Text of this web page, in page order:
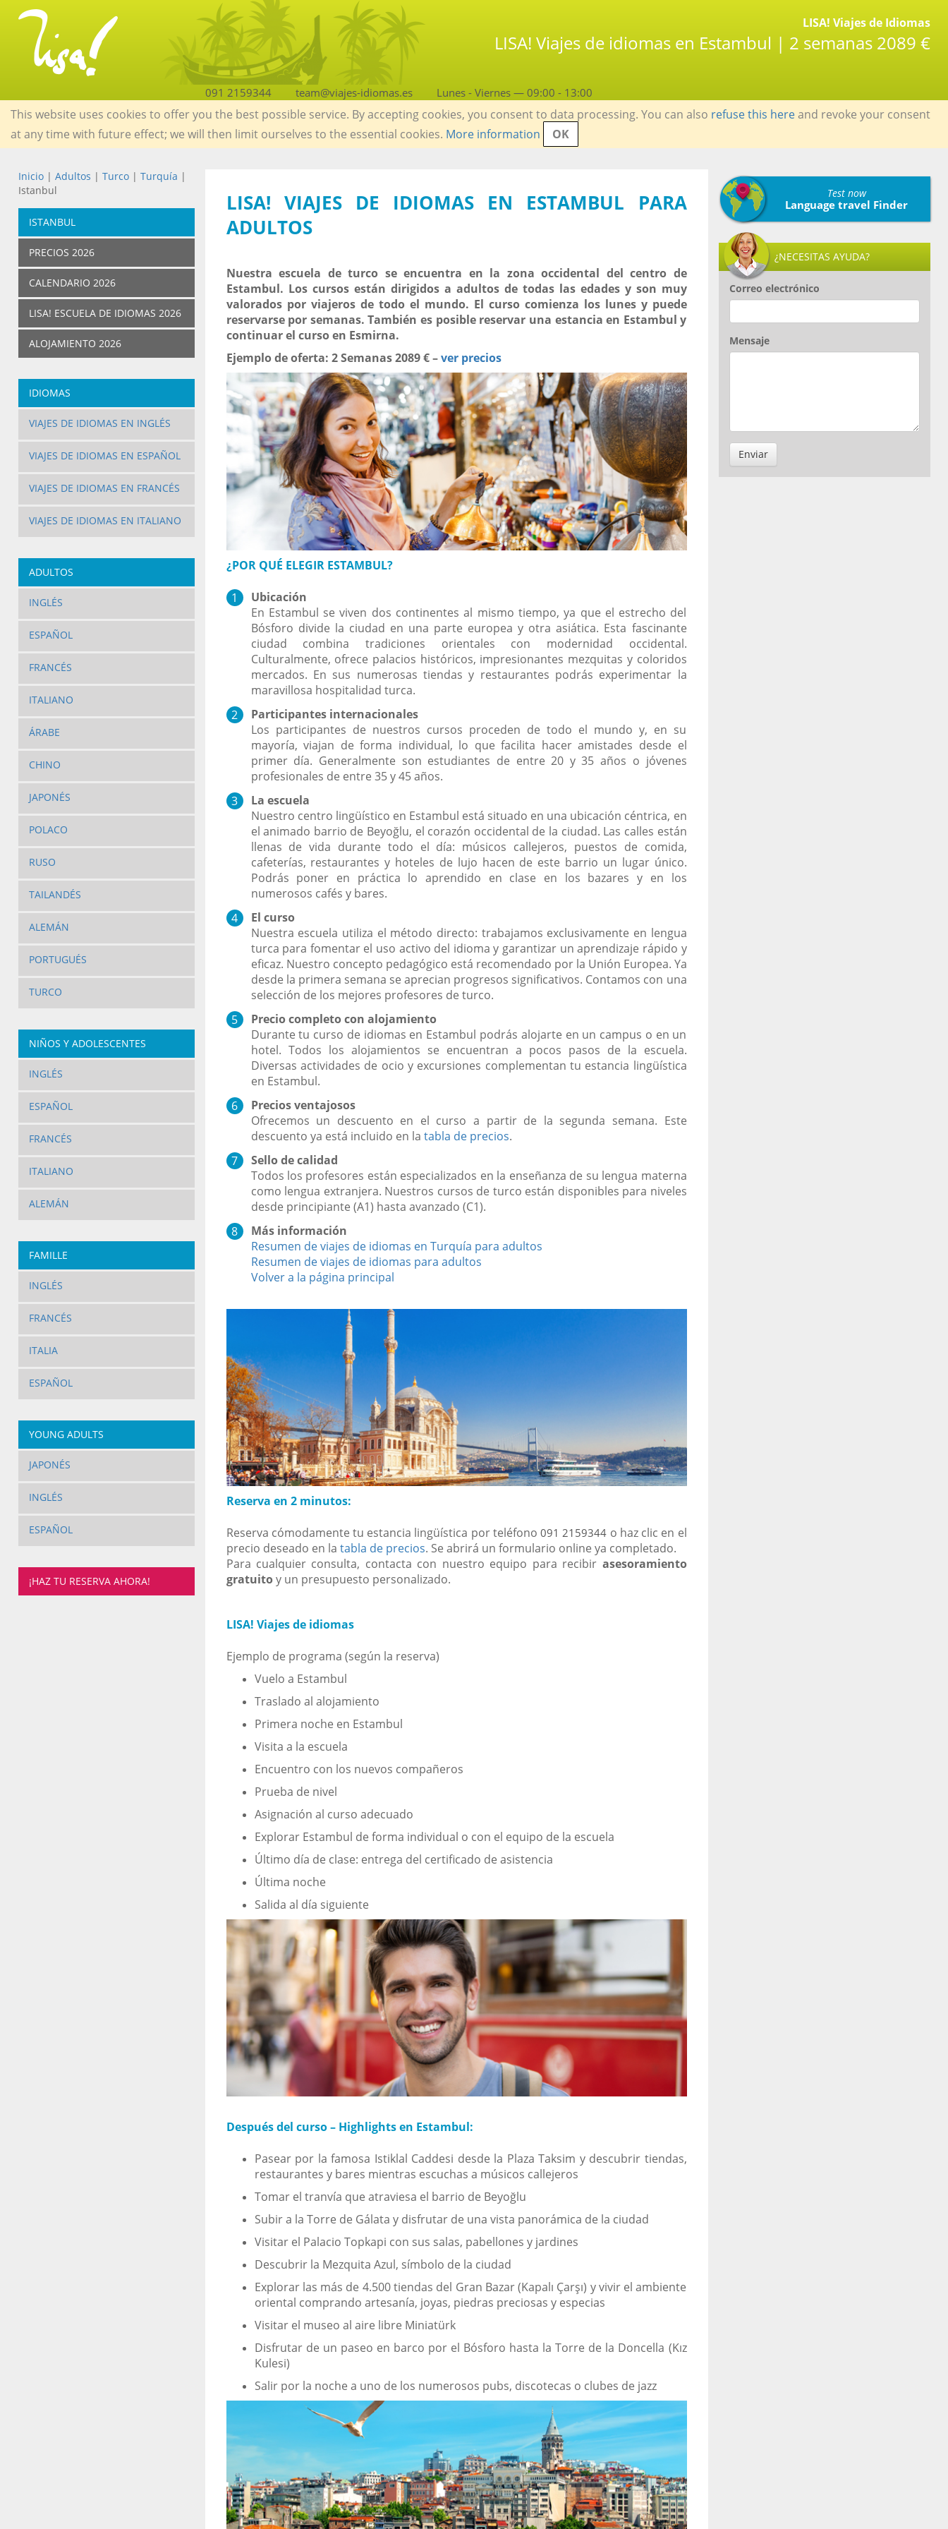
LISA! Viajes de Idiomas
LISA! Viajes de idiomas en Estambul | 2 semanas 2089 €
091 2159344 team@viajes-idiomas.es Lunes - Viernes — 09:00 - 13:00
This website uses cookies to offer you the best possible service. By accepting cookies, you consent to data processing. You can also refuse this hereand revoke your consent
at any time with future effect; we will then limit ourselves to the essential cookies. More information OK
Inicio| Adultos | Turco| Turquía |
Istanbul
ISTANBUL
PRECIOS 2026
CALENDARIO 2026
LISA! ESCUELA DE IDIOMAS 2026
ALOJAMIENTO 2026
IDIOMAS
VIAJES DE IDIOMAS EN INGLÉS
VIAJES DE IDIOMAS EN ESPAÑOL
VIAJES DE IDIOMAS EN FRANCÉS
VIAJES DE IDIOMAS EN ITALIANO
ADULTOS
INGLÉS
ESPAÑOL
FRANCÉS
ITALIANO
ÁRABE
CHINO
JAPONÉS
POLACO
RUSO
TAILANDÉS
ALEMÁN
PORTUGUÉS
TURCO
NIÑOS Y ADOLESCENTES
INGLÉS
ESPAÑOL
FRANCÉS
ITALIANO
ALEMÁN
FAMILLE
INGLÉS
FRANCÉS
ITALIA
ESPAÑOL
YOUNG ADULTS
JAPONÉS
INGLÉS
ESPAÑOL
¡HAZ TU RESERVA AHORA!
LISA! VIAJES DE IDIOMAS EN ESTAMBUL PARA
ADULTOS
Nuestra escuela de turco se encuentra en la zona occidental del centro de
Estambul. Los cursos están dirigidos a adultos de todas las edades y son muy
valorados por viajeros de todo el mundo. El curso comienza los lunes y puede
reservarse por semanas. También es posible reservar una estancia en Estambul y
continuar el curso en Esmirna.
Ejemplo de oferta: 2 Semanas 2089 € –ver precios
¿POR QUÉ ELEGIR ESTAMBUL?
Ubicación
En Estambul se viven dos continentes al mismo tiempo, ya que el estrecho del
Bósforo divide la ciudad en una parte europea y otra asiática. Esta fascinante
ciudad combina tradiciones orientales con modernidad occidental.
Culturalmente, ofrece palacios históricos, impresionantes mezquitas y coloridos
mercados. En sus numerosas tiendas y restaurantes podrás experimentar la
maravillosa hospitalidad turca.
Participantes internacionales
Los participantes de nuestros cursos proceden de todo el mundo y, en su
mayoría, viajan de forma individual, lo que facilita hacer amistades desde el
primer día. Generalmente son estudiantes de entre 20 y 35 años o jóvenes
profesionales de entre 35 y 45 años.
La escuela
Nuestro centro lingüístico en Estambul está situado en una ubicación céntrica, en
el animado barrio de Beyoğlu, el corazón occidental de la ciudad. Las calles están
llenas de vida durante todo el día: músicos callejeros, puestos de comida,
cafeterías, restaurantes y hoteles de lujo hacen de este barrio un lugar único.
Podrás poner en práctica lo aprendido en clase en los bazares y en los
numerosos cafés y bares.
El curso
Nuestra escuela utiliza el método directo: trabajamos exclusivamente en lengua
turca para fomentar el uso activo del idioma y garantizar un aprendizaje rápido y
eficaz. Nuestro concepto pedagógico está recomendado por la Unión Europea. Ya
desde la primera semana se aprecian progresos significativos. Contamos con una
selección de los mejores profesores de turco.
Precio completo con alojamiento
Durante tu curso de idiomas en Estambul podrás alojarte en un campus o en un
hotel. Todos los alojamientos se encuentran a pocos pasos de la escuela.
Diversas actividades de ocio y excursiones complementan tu estancia lingüística
en Estambul.
Precios ventajosos
Ofrecemos un descuento en el curso a partir de la segunda semana. Este
descuento ya está incluido en la tabla de precios.
Sello de calidad
Todos los profesores están especializados en la enseñanza de su lengua materna
como lengua extranjera. Nuestros cursos de turco están disponibles para niveles
desde principiante (A1) hasta avanzado (C1).
Más información
Resumen de viajes de idiomas en Turquía para adultos
Resumen de viajes de idiomas para adultos
Volver a la página principal
Reserva en 2 minutos:
Reserva cómodamente tu estancia lingüística por teléfono091 2159344 o haz clic en el
precio deseado en la tabla de precios. Se abrirá un formulario online ya completado.
Para cualquier consulta, contacta con nuestro equipo para recibir asesoramiento
gratuitoy un presupuesto personalizado.
LISA! Viajes de idiomas
Ejemplo de programa (según la reserva)
Vuelo a Estambul
Traslado al alojamiento
Primera noche en Estambul
Visita a la escuela
Encuentro con los nuevos compañeros
Prueba de nivel
Asignación al curso adecuado
Explorar Estambul de forma individual o con el equipo de la escuela
Último día de clase: entrega del certificado de asistencia
Última noche
Salida al día siguiente
Después del curso – Highlights en Estambul:
Pasear por la famosa Istiklal Caddesi desde la Plaza Taksim y descubrir tiendas,
restaurantes y bares mientras escuchas a músicos callejeros
Tomar el tranvía que atraviesa el barrio de Beyoğlu
Subir a la Torre de Gálata y disfrutar de una vista panorámica de la ciudad
Visitar el Palacio Topkapi con sus salas, pabellones y jardines
Descubrir la Mezquita Azul, símbolo de la ciudad
Explorar las más de 4.500 tiendas del Gran Bazar (Kapalı Çarşı) y vivir el ambiente
oriental comprando artesanía, joyas, piedras preciosas y especias
Visitar el museo al aire libre Miniatürk
Disfrutar de un paseo en barco por el Bósforo hasta la Torre de la Doncella (Kız
Kulesi)
Salir por la noche a uno de los numerosos pubs, discotecas o clubes de jazz
Test now
Language travel Finder
¿NECESITAS AYUDA?
Correo electrónico
Mensaje
Enviar